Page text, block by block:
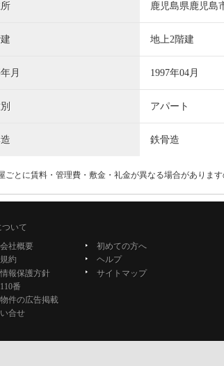
鹿児島県鹿児島
地上2階建
月 1997年04月
アパート
鉄骨造
ごとに賃料・管理費・敷金・礼金が異なる場合がありま
いて
社概要
約
報保護方針
番
件の広告掲載
合せ
初めての方へ
ヘルプ
サイトマップ